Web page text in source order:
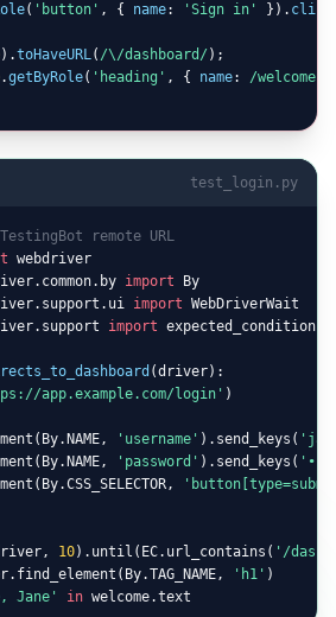
( 'button' , { name: 'Sign in' }). click
).toHaveURL( /\/dashboard/);
.getByRole( 'heading' , { name: /
test_login.py
remote URL
import
import
import expected_conditions
(driver):
app.example.com/login' )
'username' ).send_keys(
'password' ).send_keys(
10).until(EC.url_contains( '/
'h1' )
Jane' in welcome.text